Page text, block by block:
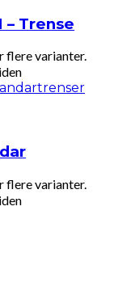
– Trense
flere varianter.
trenser
flere varianter.